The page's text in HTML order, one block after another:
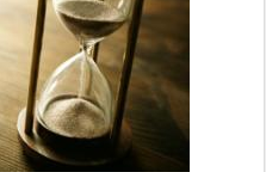
11:42 AM
pôst
dobroprajnosť